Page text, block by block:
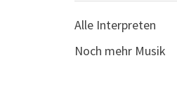
Alle Interpreten
Noch mehr Musik